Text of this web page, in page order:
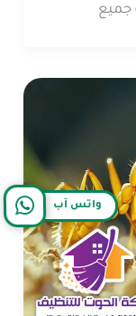
جميع
واتس آب